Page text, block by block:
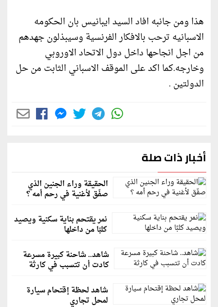
هذا ومن جانبه افاد السيد ايبانيس بان الحكومه
الاسبانيه ترحب بالافكار الفرنسية وسيبذلون جهدهم
من اجل انجاحها داخل دول الاتحاد الاوروبي
وخارجه.كما اكد على الموقف الاسباني الثابت من حل
الدولتين .
أخبار ذات صلة
الحقيقة وراء الجنين الذي
صفّق لأغنية في رحم أمه ؟
نمر يقتحم بناية سكنية ويصيد
كلبًا من داخلها
شاهد.. شاحنة كبيرة مسرعة
كادت أن تتسبب في كارثة
شاهد لحظة إقتحام سيارة
لمحل تجاري